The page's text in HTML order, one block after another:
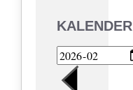
KALENDER